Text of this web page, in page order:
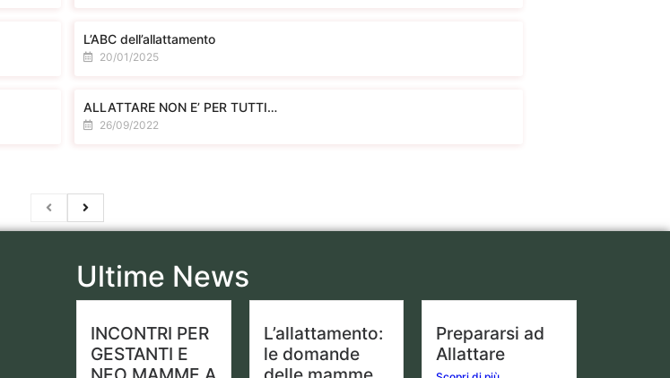
L’ABC dell’allattamento
20/01/2025
ALLATTARE NON E’ PER TUTTI…
26/09/2022
Ultime News
INCONTRI PER
GESTANTI E
L’allattamento:
le domande
Prepararsi ad
Allattare